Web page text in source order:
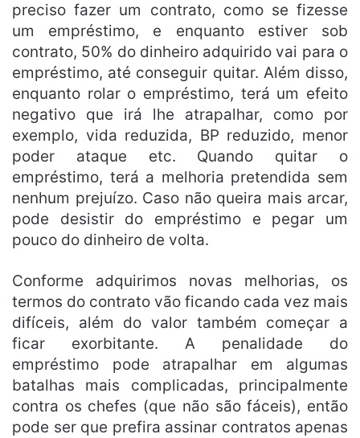
preciso fazer um contrato, como se fizesse
um empréstimo, e enquanto estiver sob
contrato, 50% do dinheiro adquirido vai para o
empréstimo, até conseguir quitar. Além disso,
enquanto rolar o empréstimo, terá um efeito
negativo que irá lhe atrapalhar, como por
exemplo, vida reduzida, BP reduzido, menor
poder ataque etc. Quando quitar o
empréstimo, terá a melhoria pretendida sem
nenhum prejuízo. Caso não queira mais arcar,
pode desistir do empréstimo e pegar um
pouco do dinheiro de volta.
Conforme adquirimos novas melhorias, os
termos do contrato vão ficando cada vez mais
difíceis, além do valor também começar a
ficar exorbitante. A penalidade do
empréstimo pode atrapalhar em algumas
batalhas mais complicadas, principalmente
contra os chefes (que não são fáceis), então
pode ser que prefira assinar contratos apenas